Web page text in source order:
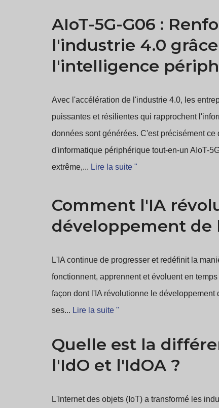
AIoT-5G-G06 :
l'industrie 4.0
l'intelligence
Avec l'accélération de l'industrie 4.0, les
puissantes et résilientes qui rapprochent
données sont générées. C'est précisément
d'informatique périphérique tout-en-un AIoT-
extrême,... Lire la suite "
Comment l'IA
développement de
L'IA continue de progresser et redéfinit la
fonctionnent, apprennent et évoluent en
façon dont l'IA révolutionne le développement
ses... Lire la suite "
Quelle est la
l'IdO et l'IdOA ?
L'Internet des objets (IoT) a transformé les